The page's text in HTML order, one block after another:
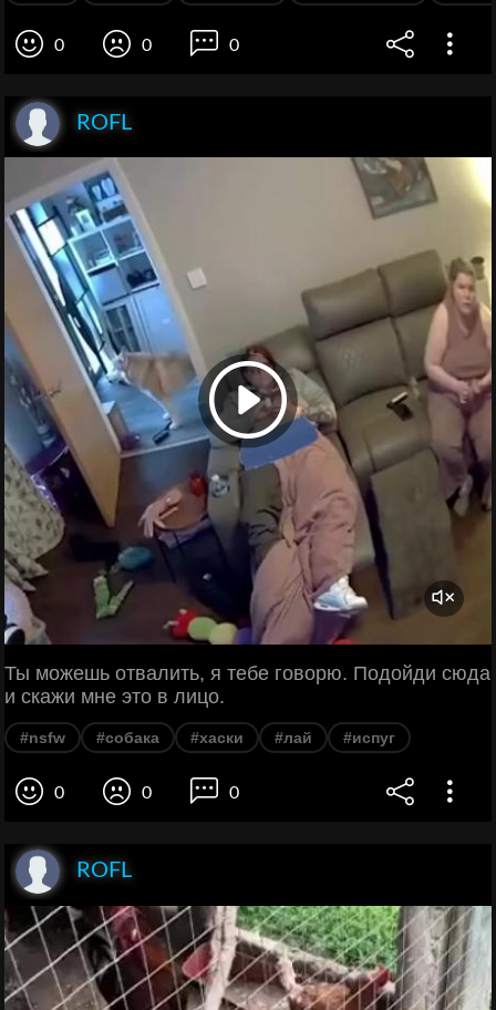
0 0 0
ROFL
Ты можешь отвалить, я тебе говорю. Подойди сюда
и скажи мне это в лицо.
#nsfw #собака #хаски #лай #испуг
0 0 0
ROFL